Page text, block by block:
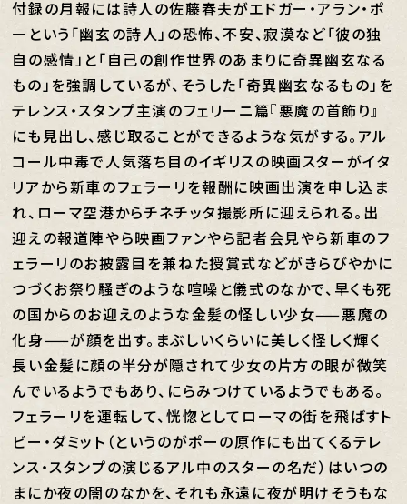
付録の月報には詩人の佐藤春夫がエドガー・アラン・ポ
ーという「幽玄の詩人」の恐怖、不安、寂漠など「彼の独
自の感情」と「自己の創作世界のあまりに奇異幽玄なる
もの」を強調しているが、そうした「奇異幽玄なるもの」を
テレンス・スタンプ主演のフェリーニ篇『悪魔の首飾り』
にも見出し、感じ取ることができるような気がする。アル
コール中毒で人気落ち目のイギリスの映画スターがイタ
リアから新車のフェラーリを報酬に映画出演を申し込ま
れ、ローマ空港からチネチッタ撮影所に迎えられる。出
迎えの報道陣やら映画ファンやら記者会見やら新車のフ
ェラーリのお披露目を兼ねた授賞式などがきらびやかに
つづくお祭り騒ぎのような喧噪と儀式のなかで、早くも死
の国からのお迎えのような金髪の怪しい少女——悪魔の
化身——が顔を出す。まぶしいくらいに美しく怪しく輝く
長い金髪に顔の半分が隠されて少女の片方の眼が微笑
んでいるようでもあり、にらみつけているようでもある。
フェラーリを運転して、恍惚としてローマの街を飛ばすト
ビー・ダミット（というのがポーの原作にも出てくるテレ
ンス・スタンプの演じるアル中のスターの名だ）はいつの
まにか夜の闇のなかを、それも永遠に夜が明けそうもな